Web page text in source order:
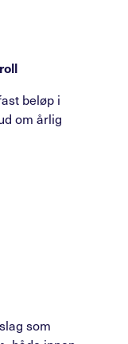
beløp i
om årlig
som